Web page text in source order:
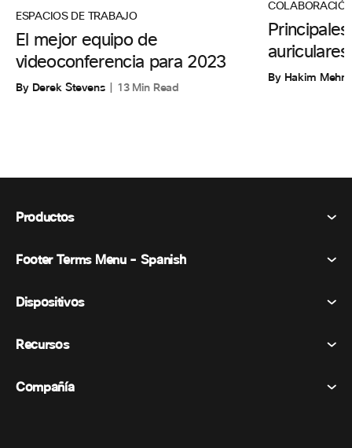
ESPACIOS DE TRABAJO
El mejor equipo de
videoconferencia para 2023
By Derek Stevens 13 Min Read
By Hakim
Productos
Webex Suite
Mensajería
Eventos
Footer Terms Menu - Spanish
Términos y condiciones
Marcas comerciales
Dispositivos
Dispositivos de la habitación
Recursos
Precios
Compañía